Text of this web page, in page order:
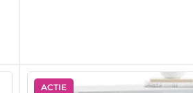
ACTIE